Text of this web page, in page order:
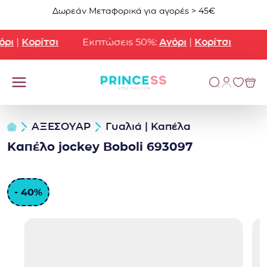
Μετάβαση στο περιεχόμενο
Δωρεάν Μεταφορικά για αγορές > 45€
| Κορίτσι Εκπτώσεις 50%:Αγόρι| Κορίτσι
ΑΞΕΣΟΥΑΡ Γυαλιά | Καπέλα
Καπέλο jockey Boboli 693097
- 40%